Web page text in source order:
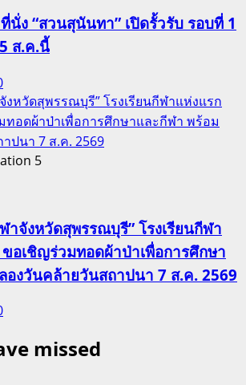
นั่ง “สวนสุนันทา” เปิดรั้วรับ รอบที่ 1
ส.ค.นี้
งหวัดสุพรรณบุรี” โรงเรียนกีฬาแห่งแรก
อดผ้าป่าเพื่อการศึกษาและกีฬา พร้อม
ปนา 7 ส.ค. 2569
5
าจังหวัดสุพรรณบุรี” โรงเรียนกีฬา
อเชิญร่วมทอดผ้าป่าเพื่อการศึกษา
องวันคล้ายวันสถาปนา 7 ส.ค. 2569
missed